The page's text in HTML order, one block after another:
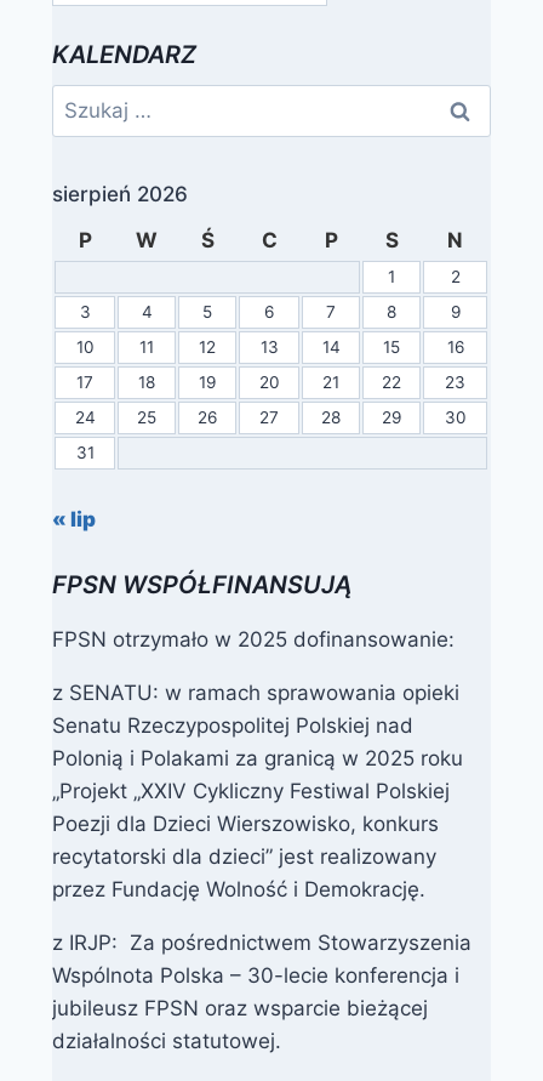
KALENDARZ
Szukaj:
sierpień 2026
P
W Ś C P S N
1
2
3
4 5 6 7 8
9
10
11 12 13 14 15
16
17
18 19 20 21 22
23
24
25 26 27 28 29
30
31
« lip
FPSN WSPÓŁFINANSUJĄ
FPSN otrzymało w 2025 dofinansowanie:
z SENATU: w ramach sprawowania opieki
Senatu Rzeczypospolitej Polskiej nad
Polonią i Polakami za granicą w 2025 roku
„Projekt „XXIV Cykliczny Festiwal Polskiej
Poezji dla Dzieci Wierszowisko, konkurs
recytatorski dla dzieci” jest realizowany
przez Fundację Wolność i Demokrację.
z IRJP: Za pośrednictwem Stowarzyszenia
Wspólnota Polska – 30-lecie konferencja i
jubileusz FPSN oraz wsparcie bieżącej
działalności statutowej.